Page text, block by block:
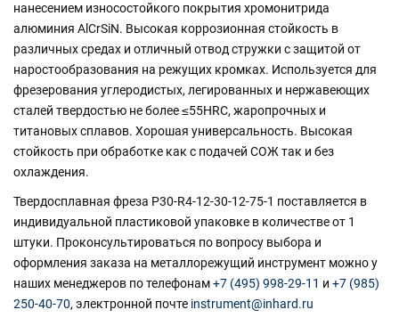
нанесением износостойкого покрытия хромонитрида
алюминия AlCrSiN. Высокая коррозионная стойкость в
различных средах и отличный отвод стружки с защитой от
наростообразования на режущих кромках. Используется для
фрезерования углеродистых, легированных и нержавеющих
сталей твердостью не более ≤55HRC, жаропрочных и
титановых сплавов. Хорошая универсальность. Высокая
стойкость при обработке как с подачей СОЖ так и без
охлаждения.
Твердосплавная фреза P30-R4-12-30-12-75-1 поставляется в
индивидуальной пластиковой упаковке в количестве от 1
штуки. Проконсультироваться по вопросу выбора и
оформления заказа на металлорежущий инструмент можно у
наших менеджеров по телефонам+7 (495) 998-29-11 и +7 (985)
250-40-70, электронной почте instrument@inhard.ru